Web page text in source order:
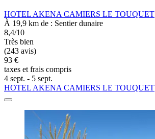
HOTEL AKENA CAMIERS LE TOUQUET
À 19,9 km de : Sentier dunaire
8,4/10
Très bien
(243 avis)
93 €
taxes et frais compris
4 sept. - 5 sept.
HOTEL AKENA CAMIERS LE TOUQUET